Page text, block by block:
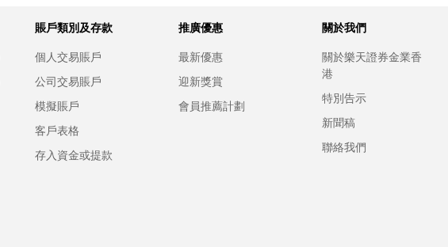
賬戶類別及存款
個人交易賬戶
公司交易賬戶
模擬賬戶
客戶表格
存入資金或提款
推廣優惠
最新優惠
迎新獎賞
會員推薦計劃
關於我們
關於樂天證券金業香
港
特別告示
新聞稿
聯絡我們